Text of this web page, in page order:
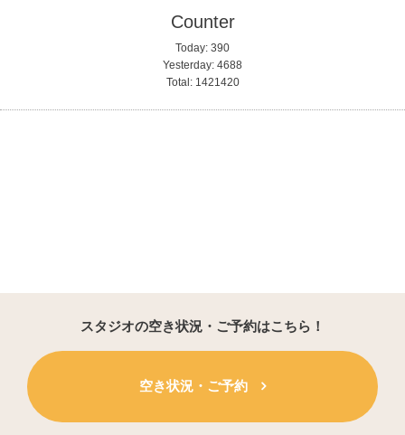
Counter
Today: 390
Yesterday: 4688
Total: 1421420
スタジオの空き状況・ご予約はこちら！
空き状況・ご予約